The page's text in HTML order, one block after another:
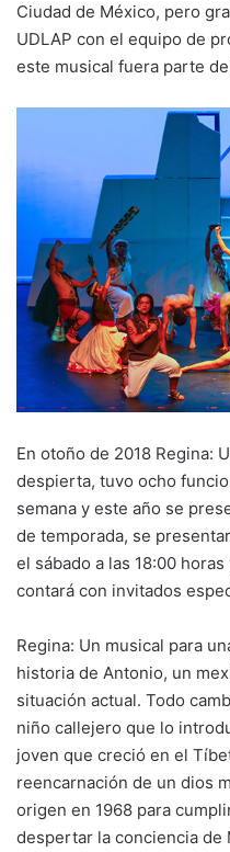
Ciudad de México, pero
UDLAP con el equipo de
este musical fuera parte
En otoño de 2018 Regina:
despierta, tuvo ocho
semana y este año se
de temporada, se
el sábado a las 18:00
contará con invitados
Regina: Un musical para
historia de Antonio, un
situación actual. Todo
niño callejero que lo
joven que creció en el
reencarnación de un dios
origen en 1968 para
despertar la conciencia de